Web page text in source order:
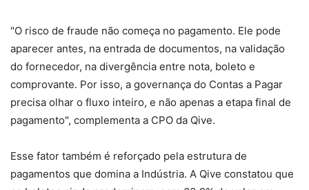
"O risco de fraude não começa no pagamento. Ele pode
aparecer antes, na entrada de documentos, na validação
do fornecedor, na divergência entre nota, boleto e
comprovante. Por isso, a governança do Contas a Pagar
precisa olhar o fluxo inteiro, e não apenas a etapa final de
pagamento", complementa a CPO da Qive.
Esse fator também é reforçado pela estrutura de
pagamentos que domina a Indústria. A Qive constatou que